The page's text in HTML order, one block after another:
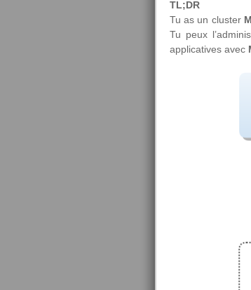
TL;DR
Tu as un cluster
Tu peux
applicatives avec